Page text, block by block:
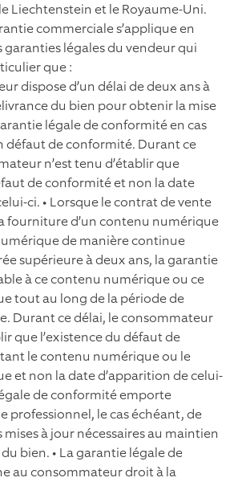
le Liechtenstein et le Royaume-Uni.
commerciale s’applique en
légales du vendeur qui
que :
dispose d’un délai de deux ans à
du bien pour obtenir la mise
légale de conformité en cas
défaut de conformité. Durant ce
n’est tenu d’établir que
de conformité et non la date
ci. • Lorsque le contrat de vente
fourniture d’un contenu numérique
de manière continue
supérieure à deux ans, la garantie
à ce contenu numérique ou ce
tout au long de la période de
Durant ce délai, le consommateur
que l’existence du défaut de
le contenu numérique ou le
et non la date d’apparition de celui-
de conformité emporte
professionnel, le cas échéant, de
à jour nécessaires au maintien
bien. • La garantie légale de
au consommateur droit à la